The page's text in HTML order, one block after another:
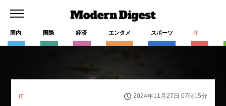
国内 国際 経済 エンタメ スポーツ IT
IT 2024年11月27日 07時15分